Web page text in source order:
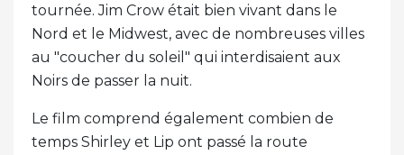
tournée. Jim Crow était bien vivant dans le
Nord et le Midwest, avec de nombreuses villes
au "coucher du soleil" qui interdisaient aux
Noirs de passer la nuit.
Le film comprend également combien de
temps Shirley et Lip ont passé la route